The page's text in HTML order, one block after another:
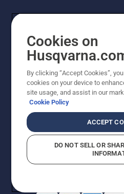
© Husqvarna AB (utgiver).
er veiledende priser. Alle
tilgjengelig for
Rapportering av mistanker om
Cookies on
By clicking “Accept Cookies”,
cookies on your device to
site usage, and assist in our
Cookie Policy
ACCEPT
DO NOT SELL OR